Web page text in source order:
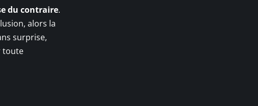
du contraire.
alors la
surprise,
toute